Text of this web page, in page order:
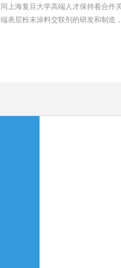
同上海复旦大学高端人才保持着合作
端表层粉末涂料交联剂的研发和制造